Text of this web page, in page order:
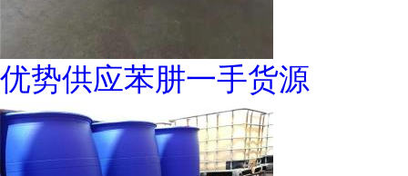
优势供应苯肼一手货源